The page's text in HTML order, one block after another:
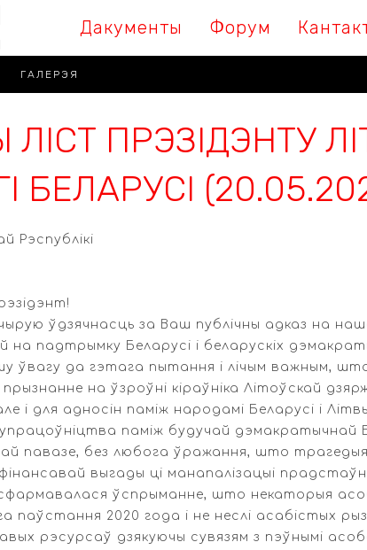
Дакументы Форум
ГАЛЕРЭЯ
ПРЭЗІДЭНТУ
БЕЛАРУСІ
Рэспублікі
ўдзячнасць за Ваш публічны адказ на
на падтрымку Беларусі і беларускіх
ўвагу да гэтага пытання і лічым важным,
на ўзроўні кіраўніка Літоўскай
і для адносін паміж народамі Беларусі і
паміж будучай
павазе, без любога ўражання, што
выгады ці манапалізацыі
ўспрыманне, што некаторыя
паўстання 2020 года і не неслі асабістых
рэсурсаў дзякуючы сувязям з пэўнымі